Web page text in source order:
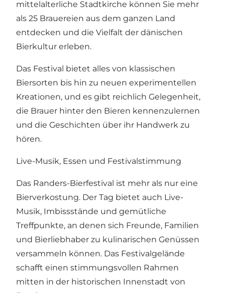
mittelalterliche Stadtkirche können Sie mehr
als 25 Brauereien aus dem ganzen Land
entdecken und die Vielfalt der dänischen
Bierkultur erleben.
Das Festival bietet alles von klassischen
Biersorten bis hin zu neuen experimentellen
Kreationen, und es gibt reichlich Gelegenheit,
die Brauer hinter den Bieren kennenzulernen
und die Geschichten über ihr Handwerk zu
hören.
Live-Musik, Essen und Festivalstimmung
Das Randers-Bierfestival ist mehr als nur eine
Bierverkostung. Der Tag bietet auch Live-
Musik, Imbissstände und gemütliche
Treffpunkte, an denen sich Freunde, Familien
und Bierliebhaber zu kulinarischen Genüssen
versammeln können. Das Festivalgelände
schafft einen stimmungsvollen Rahmen
mitten in der historischen Innenstadt von